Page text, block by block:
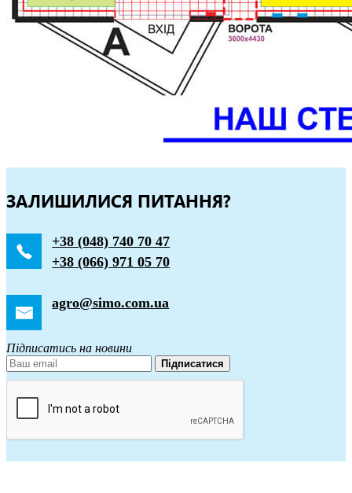
ЗАЛИШИЛИСЯ ПИТАННЯ?
+38 (048) 740 70 47
+38 (066) 971 05 70
agro@simo.com.ua
Підписатись на новини
Підписатися